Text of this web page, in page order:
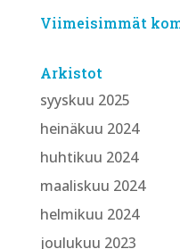
Viimeisimmät
Arkistot
syyskuu 2025
heinäkuu 2024
huhtikuu 2024
maaliskuu 2024
helmikuu 2024
joulukuu 2023